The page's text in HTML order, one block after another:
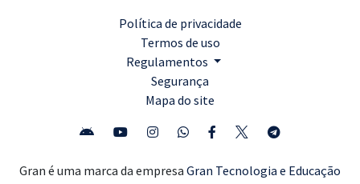
Política de privacidade
Termos de uso
Regulamentos
Segurança
Mapa do site
Gran é uma marca da empresa Gran Tecnologia e Educação